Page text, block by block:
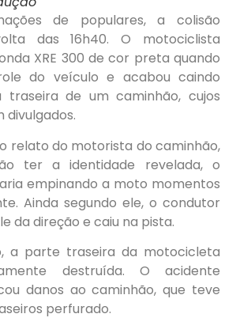
de populares, a colisão
das 16h40. O motociclista
XRE 300 de cor preta quando
do veículo e acabou caindo
traseira de um caminhão, cujos
divulgados.
relato do motorista do caminhão,
ter a identidade revelada, o
empinando a moto momentos
Ainda segundo ele, o condutor
da direção e caiu na pista.
a parte traseira da motocicleta
destruída. O acidente
danos ao caminhão, que teve
perfurado.